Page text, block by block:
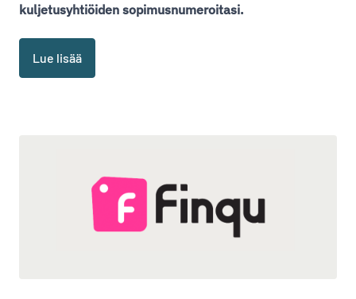
kuljetusyhtiöiden sopimusnumeroitasi.
Lue lisää